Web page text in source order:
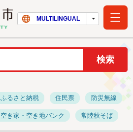
常陸太田市ホー
MULTILINGUAL
ふるさと納税 住民票 防災無線
空き家・空き地バンク 常陸秋そば